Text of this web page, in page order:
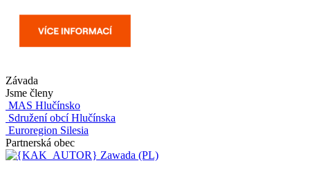
Závada
Jsme členy
MAS Hlučínsko
Sdružení obcí Hlučínska
Euroregion Silesia
Partnerská obec
Zawada (PL)